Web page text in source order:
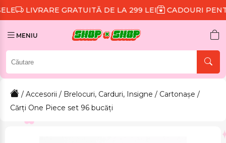
GRATUITĂ DE LA 299 LEI CADOURI PENTRU FIECARE
MENIU
/ Accesorii / Brelocuri, Carduri, Insigne / Cartonașe /
Cărți One Piece set 96 bucăți